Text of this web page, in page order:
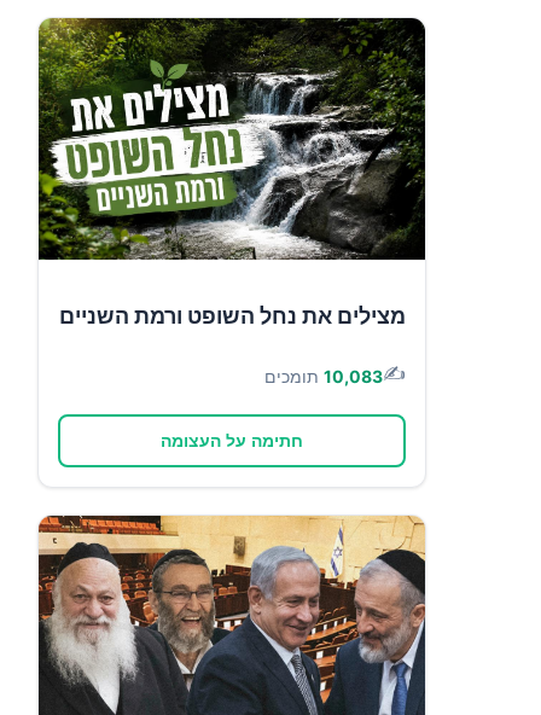
מצילים את נחל השופט ורמת השניים
✍️
10,083 תומכים
חתימה על העצומה